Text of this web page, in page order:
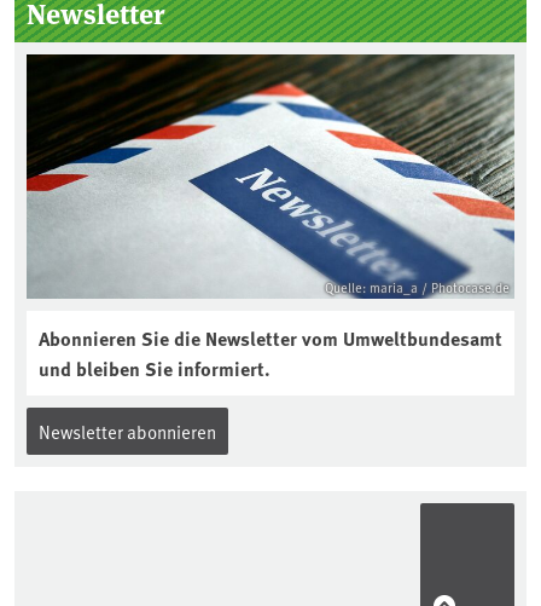
Newsletter
Quelle: maria_a / Photocase.de
Abonnieren Sie die Newsletter vom Umweltbundesamt
und bleiben Sie informiert.
Newsletter abonnieren